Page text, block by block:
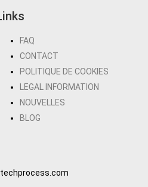
FAQ
CONTACT
POLITIQUE DE COOKIES
LEGAL INFORMATION
NOUVELLES
BLOG